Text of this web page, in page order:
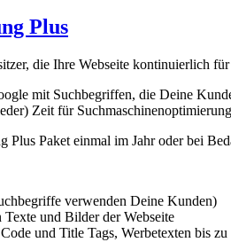
Plus
die Ihre Webseite kontinuierlich
mit Suchbegriffen, die Deine
Zeit für
Plus Paket einmal im Jahr oder bei
verwenden Deine Kunden)
und Bilder der Webseite
und Title Tags, Werbetexten bis zu